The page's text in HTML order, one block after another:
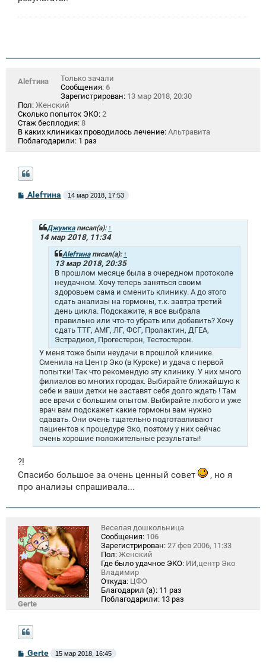
Аlеfтина
Только зачали
Сообщения: 6
Зарегистрирован: 13 мар 2018, 20:30
Пол: Женский
Сколько попыток ЭКО: 2
Стаж бесплодия: 8
В каких клиниках проводилось лечение: Альтравита
Поблагодарили: 1 раз
С
Аlеfтина 14 мар 2018, 17:53
Джумкаписал(а): ↑
14 мар 2018, 11:34
Аlеfтинаписал(а): ↑
13 мар 2018, 20:35
В прошлом месяце была в очередном протоколе
неудачном. Хочу теперь заняться своим
здоровьем сама и сменить клинику. А до этого
сдать анализы на гормоны, т.к. завтра третий
день цикла. Подскажите, я все выбрала
правильно или что-то убрать или добавить? Хочу
сдать ТТГ, АМГ, ЛГ, ФСГ, Пролактин, ДГЕА,
Эстрадиол, Прогестерон, Тестостерон.
У меня тоже были неудачи в прошлой клинике.
Сменила на Центр Эко (в Курске) и удача с первой
попытки! Так что рекомендую эту клинику. У них много
филиалов во многих городах. Выбирайте ближайшую к
себе и ваши детки не заставят себя долго ждать ! Там
все врачи с большим опытом. Выбирайте любого и уже
врач вам подскажет какие гормоны вам нужно
сдавать. Они очень тщательно подготавливают
пациентов к процедуре Эко, поэтому у них сейчас
очень хорошие положительные результаты!
?!
Спасибо большое за очень ценный совет
, но я
про анализы спрашивала...
Gerte
Веселая дошкольница
Сообщения: 106
Зарегистрирован: 27 фев 2006, 11:33
Пол: Женский
Где было удачное ЭКО: ИИ,центр Эко
Владимир
Откуда: ЦФО
Благодарил (а): 11 раз
Поблагодарили: 13 раз
СGerte 15 мар 2018, 16:45